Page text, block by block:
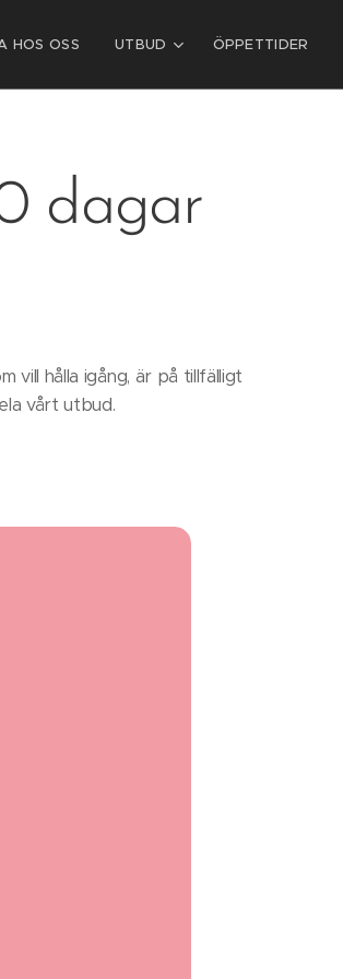
HOS OSS UTBUD ÖPPETTIDER
dagar
vill hålla igång, är på tillfälligt
vårt utbud.